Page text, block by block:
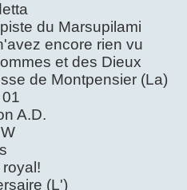
du Marsupilami
encore rien vu
et des Dieux
de Montpensier (La)
A.D.
(L')